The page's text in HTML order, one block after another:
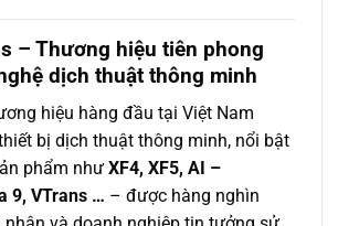
– Thương hiệu tiên phong
dịch thuật thông minh
hiệu hàng đầu tại Việt Nam
bị dịch thuật thông minh, nổi bật
phẩm như XF4, XF5, AI –
9, VTrans … – được hàng nghìn